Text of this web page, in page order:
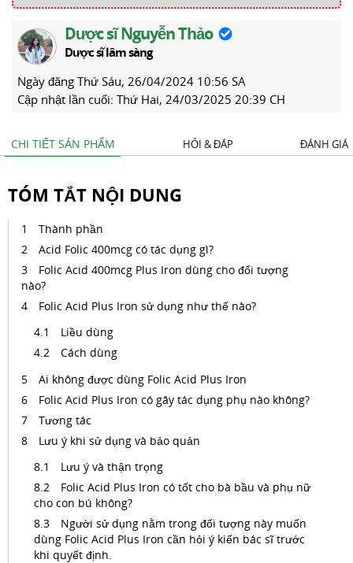
Dược sĩ Nguyễn Thảo
Dược sĩ lâm sàng
Ngày đăng Thứ Sáu, 26/04/2024 10:56 SA
Cập nhật lần cuối: Thứ Hai, 24/03/2025 20:39 CH
CHI TIẾT SẢN PHẨM HỎI & ĐÁP ĐÁNH GIÁ
TÓM TẮT NỘI DUNG
Thành phần
Acid Folic 400mcg có tác dụng gì?
Folic Acid 400mcg Plus Iron dùng cho đối tượng
nào?
Folic Acid Plus Iron sử dụng như thế nào?
Liều dùng
Cách dùng
Ai không được dùng Folic Acid Plus Iron
Folic Acid Plus Iron có gây tác dụng phụ nào không?
Tương tác
Lưu ý khi sử dụng và bảo quản
Lưu ý và thận trọng
Folic Acid Plus Iron có tốt cho bà bầu và phụ nữ
cho con bú không?
Người sử dụng nằm trong đối tượng này muốn
dùng Folic Acid Plus Iron cần hỏi ý kiến bác sĩ trước
khi quyết định.